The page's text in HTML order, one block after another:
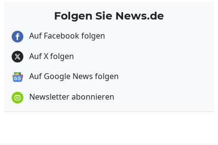
Folgen Sie News.de
Auf Facebook folgen
Auf X folgen
Auf Google News folgen
Newsletter abonnieren